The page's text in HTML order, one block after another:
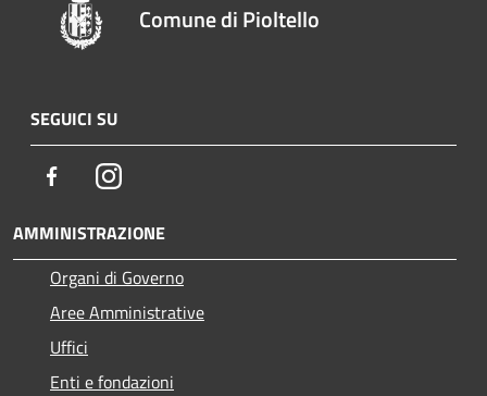
Comune di Pioltello
SEGUICI SU
FacebookInstagram
AMMINISTRAZIONE
Organi di Governo
Aree Amministrative
Uffici
Enti e fondazioni